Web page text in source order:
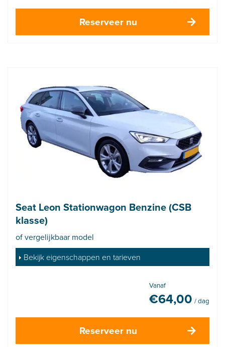
Reserveer nu
Seat Leon Stationwagon Benzine (CSB
klasse)
of vergelijkbaar model
Bekijk eigenschappen en tarieven
Vanaf
€64,00 / dag
Reserveer nu